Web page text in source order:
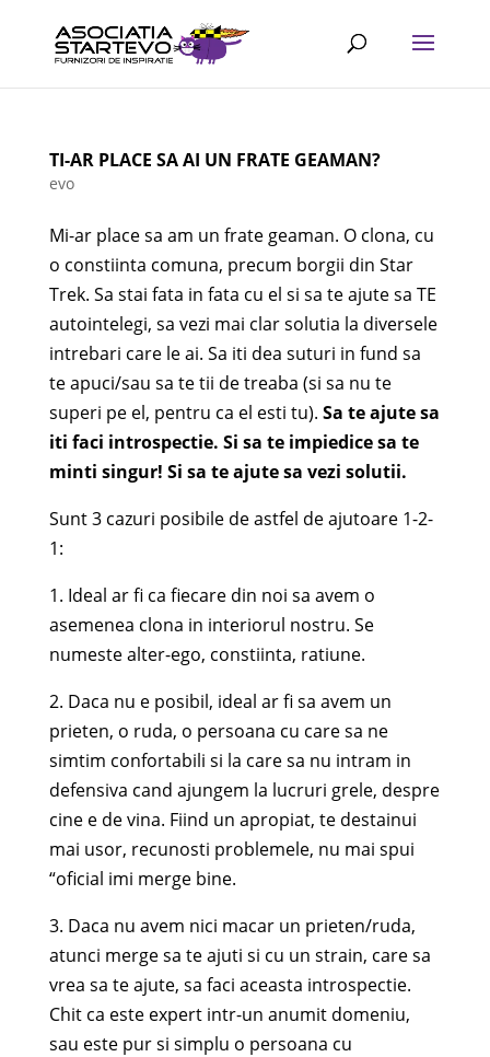
TI-AR PLACE SA AI UN FRATE GEAMAN?
evo
Mi-ar place sa am un frate geaman. O clona, cu
o constiinta comuna, precum borgii din Star
Trek. Sa stai fata in fata cu el si sa te ajute sa TE
autointelegi, sa vezi mai clar solutia la diversele
intrebari care le ai. Sa iti dea suturi in fund sa
te apuci/sau sa te tii de treaba (si sa nu te
superi pe el, pentru ca el esti tu). Sa te ajute sa
iti faci introspectie. Si sa te impiedice sa te
minti singur! Si sa te ajute sa vezi solutii.
Sunt 3 cazuri posibile de astfel de ajutoare 1-2-
1:
1. Ideal ar fi ca fiecare din noi sa avem o
asemenea clona in interiorul nostru. Se
numeste alter-ego, constiinta, ratiune.
2. Daca nu e posibil, ideal ar fi sa avem un
prieten, o ruda, o persoana cu care sa ne
simtim confortabili si la care sa nu intram in
defensiva cand ajungem la lucruri grele, despre
cine e de vina. Fiind un apropiat, te destainui
mai usor, recunosti problemele, nu mai spui
“oficial imi merge bine.
3. Daca nu avem nici macar un prieten/ruda,
atunci merge sa te ajuti si cu un strain, care sa
vrea sa te ajute, sa faci aceasta introspectie.
Chit ca este expert intr-un anumit domeniu,
sau este pur si simplu o persoana cu